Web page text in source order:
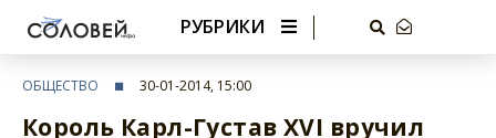
РУБРИКИ
ОБЩЕСТВО 30-01-2014, 15:00
Король Карл-Густав XVI вручил